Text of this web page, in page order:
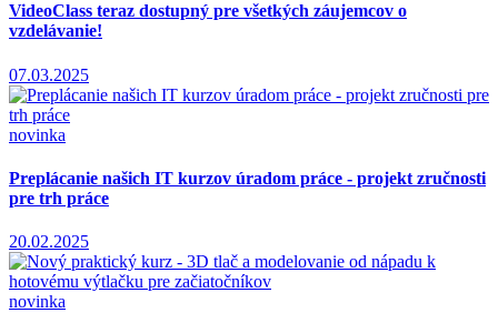
VideoClass teraz dostupný pre všetkých záujemcov o
vzdelávanie!
07.03.2025
novinka
Preplácanie našich IT kurzov úradom práce - projekt zručnosti
pre trh práce
20.02.2025
novinka